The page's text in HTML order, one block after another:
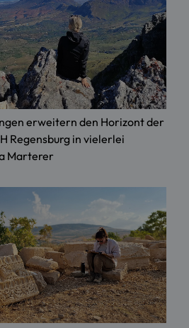
erweitern den Horizont der
Regensburg in vielerlei
Marterer